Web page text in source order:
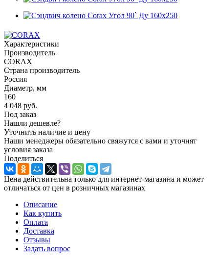
Характеристики
Производитель
CORAX
Страна производитель
Россия
Диаметр, мм
160
4 048 руб.
Под заказ
Нашли дешевле?
Уточнить наличие и цену
Наши менеджеры обязательно свяжутся с вами и уточнят
условия заказа
Поделиться
Цена действительна только для интернет-магазина и может
отличаться от цен в розничных магазинах
Описание
Как купить
Оплата
Доставка
Отзывы
Задать вопрос